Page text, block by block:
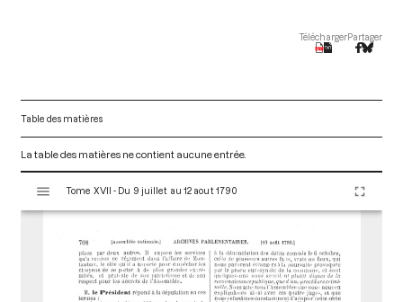
TéléchargerPartager
Table des matières
La table des matières ne contient aucune entrée.
s
Tome XVII - Du 9 juillet au 12 aout 1790